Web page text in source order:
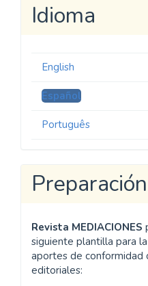
Idioma
English
Español
Português
Revista MEDIACIONES
siguiente plantilla para
aportes de conformidad
editoriales: